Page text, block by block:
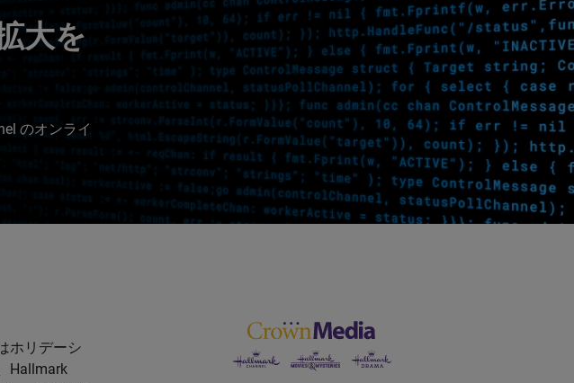
大を
のオンライ
ホリデーシ
Hallmark